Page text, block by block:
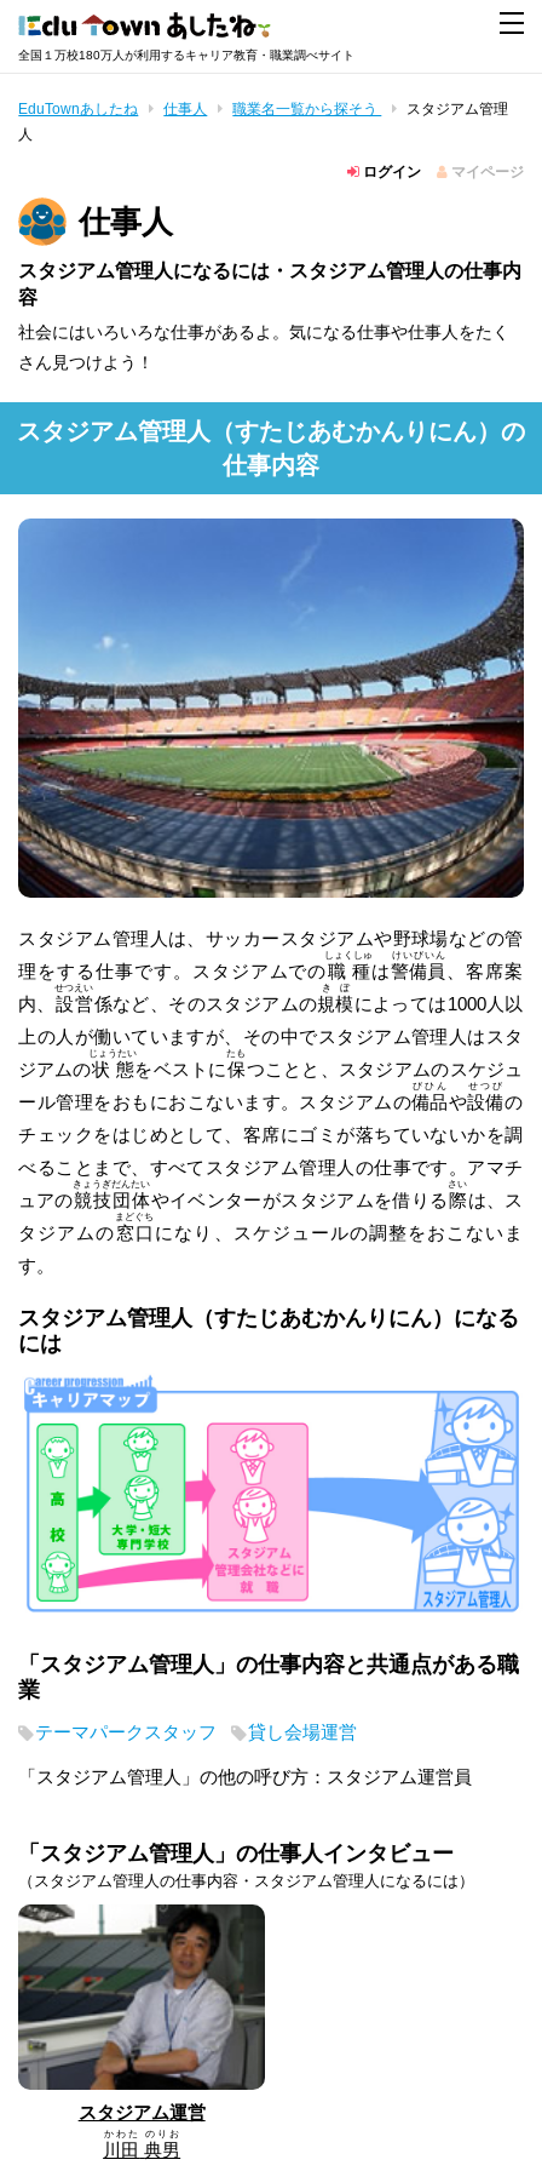
全国１万校180万人が利用するキャリア教育・職業調べサイト
EduTownあしたね 仕事人 職業名一覧から探そう
スタジアム管理
人
ログイン マイページ
仕事人
スタジアム管理人になるには・スタジアム管理人の仕事内
容
社会にはいろいろな仕事があるよ。気になる仕事や仕事人をたく
さん見つけよう！
スタジアム管理人 （すたじあむかんりにん） の
仕事内容
スタジアム管理人は、サッカースタジアムや野球場などの管
理をする仕事です。スタジアムでの職種
しょくしゅ
は警備員
けいびいん
、客席案
内、 設営
せつえい
係など、そのスタジアムの規模
きぼ
によっては1000人以
上の人が働いていますが、その中でスタジアム管理人はスタ
ジアムの状態
じょうたい
をベストに保
たも
つことと、スタジアムのスケジュ
ール管理をおもにおこないます。スタジアムの備品
びひん
や設備
せつび
の
チェックをはじめとして、客席にゴミが落ちていないかを調
べることまで、すべてスタジアム管理人の仕事です。アマチ
ュアの競技
きょうぎ
団体
だんたい
やイベンターがスタジアムを借りる際
さい
は、ス
タジアムの窓口
まどぐち
になり、スケジュールの調整をおこないま
す。
スタジアム管理人 （すたじあむかんりにん） になる
には
「スタジアム管理人」の仕事内容と共通点がある職
業
テーマパークスタッフ 貸し会場運営
「スタジアム管理人」の他の呼び方：スタジアム運営員
「スタジアム管理人」の仕事人インタビュー
（スタジアム管理人の仕事内容・スタジアム管理人になるには）
スタジアム運営
川田
かわた
典男
のりお